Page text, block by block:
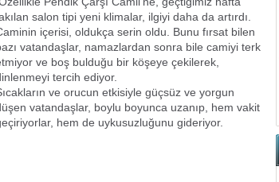
salon tipi yeni klimalar, ilgiyi daha da artırdı.
içerisi, oldukça serin oldu. Bunu fırsat bilen
vatandaşlar, namazlardan sonra bile camiyi terk
ve boş bulduğu bir köşeye çekilerek,
tercih ediyor.
ve orucun etkisiyle güçsüz ve yorgun
vatandaşlar, boylu boyunca uzanıp, hem vakit
hem de uykusuzluğunu gideriyor.